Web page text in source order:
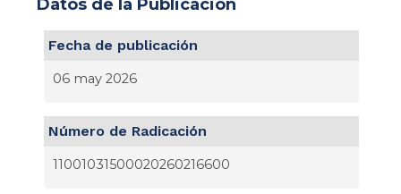
Datos de la Publicación
Fecha de publicación
06 may 2026
Número de Radicación
11001031500020260216600